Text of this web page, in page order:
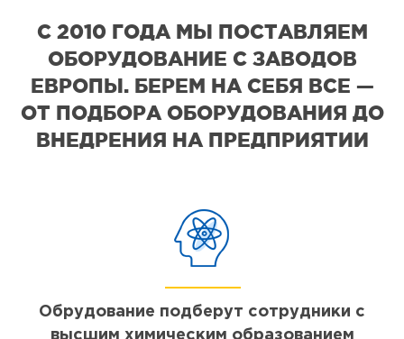
С 2010 ГОДА МЫ ПОСТАВЛЯЕМ
ОБОРУДОВАНИЕ С ЗАВОДОВ
ЕВРОПЫ. БЕРЕМ НА СЕБЯ ВСЕ —
ОТ ПОДБОРА ОБОРУДОВАНИЯ ДО
ВНЕДРЕНИЯ НА ПРЕДПРИЯТИИ
Обрудование подберут сотрудники с
высшим химическим образованием